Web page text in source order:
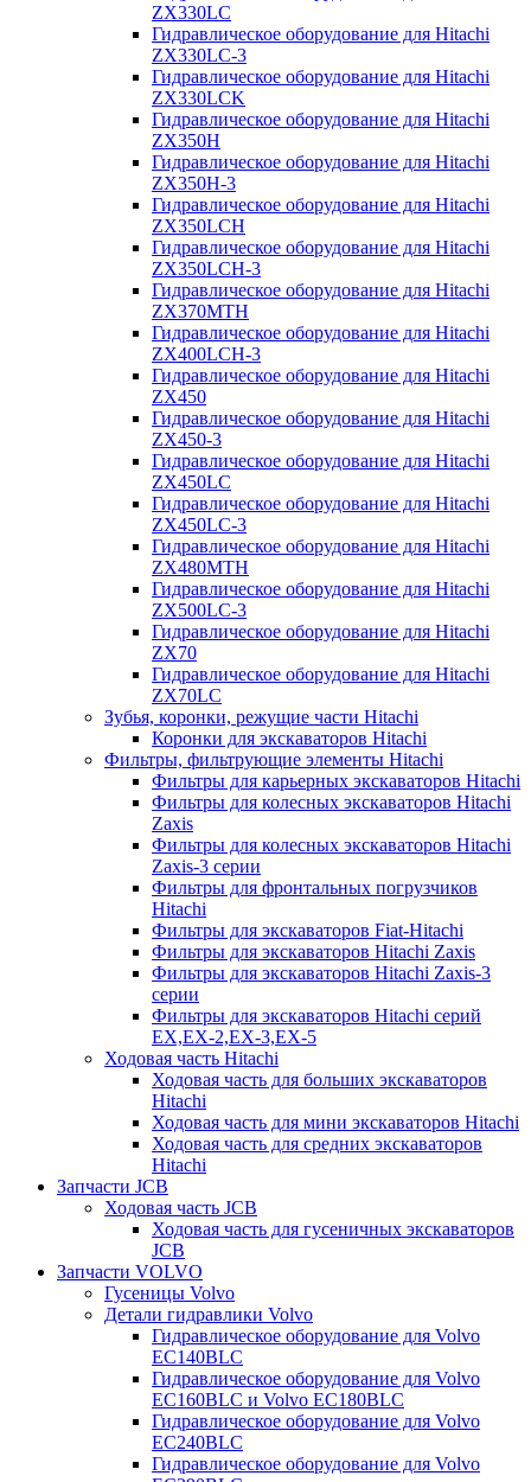
ZX330LC
Гидравлическое оборудование для Hitachi
ZX330LC-3
Гидравлическое оборудование для Hitachi
ZX330LCK
Гидравлическое оборудование для Hitachi
ZX350H
Гидравлическое оборудование для Hitachi
ZX350H-3
Гидравлическое оборудование для Hitachi
ZX350LCH
Гидравлическое оборудование для Hitachi
ZX350LCH-3
Гидравлическое оборудование для Hitachi
ZX370MTH
Гидравлическое оборудование для Hitachi
ZX400LCH-3
Гидравлическое оборудование для Hitachi
ZX450
Гидравлическое оборудование для Hitachi
ZX450-3
Гидравлическое оборудование для Hitachi
ZX450LC
Гидравлическое оборудование для Hitachi
ZX450LC-3
Гидравлическое оборудование для Hitachi
ZX480MTH
Гидравлическое оборудование для Hitachi
ZX500LC-3
Гидравлическое оборудование для Hitachi
ZX70
Гидравлическое оборудование для Hitachi
ZX70LC
Зубья, коронки, режущие части Hitachi
Коронки для экскаваторов Hitachi
Фильтры, фильтрующие элементы Hitachi
Фильтры для карьерных экскаваторов Hitachi
Фильтры для колесных экскаваторов Hitachi
Zaxis
Фильтры для колесных экскаваторов Hitachi
Zaxis-3 серии
Фильтры для фронтальных погрузчиков
Hitachi
Фильтры для экскаваторов Fiat-Hitachi
Фильтры для экскаваторов Hitachi Zaxis
Фильтры для экскаваторов Hitachi Zaxis-3
серии
Фильтры для экскаваторов Hitachi серий
EX,EX-2,EX-3,EX-5
Ходовая часть Hitachi
Ходовая часть для больших экскаваторов
Hitachi
Ходовая часть для мини экскаваторов Hitachi
Ходовая часть для средних экскаваторов
Hitachi
Запчасти JCB
Ходовая часть JCB
Ходовая часть для гусеничных экскаваторов
JCB
Запчасти VOLVO
Гусеницы Volvo
Детали гидравлики Volvo
Гидравлическое оборудование для Volvo
EC140BLC
Гидравлическое оборудование для Volvo
EC160BLC и Volvo EC180BLC
Гидравлическое оборудование для Volvo
EC240BLC
Гидравлическое оборудование для Volvo